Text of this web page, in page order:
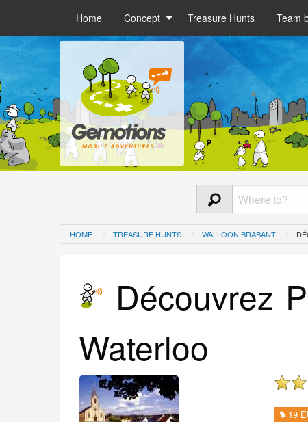
Home Concept Treasure Hunts Team
HOME TREASURE HUNTS WALLOON BRABANT
Découvrez
Waterloo
19